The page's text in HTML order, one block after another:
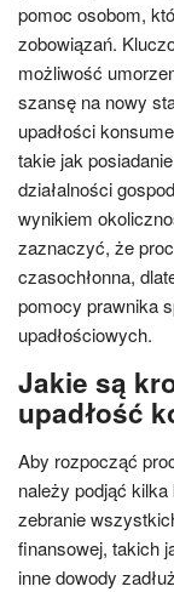
pomoc osobom,
zobowiązań.
możliwość
szansę na nowy
upadłości
takie jak
działalności
wynikiem
zaznaczyć, że
czasochłonna,
pomocy prawnika
upadłościowych.
Jakie są
upadłość
Aby rozpocząć
należy podjąć
zebranie
finansowej, takich
inne dowody